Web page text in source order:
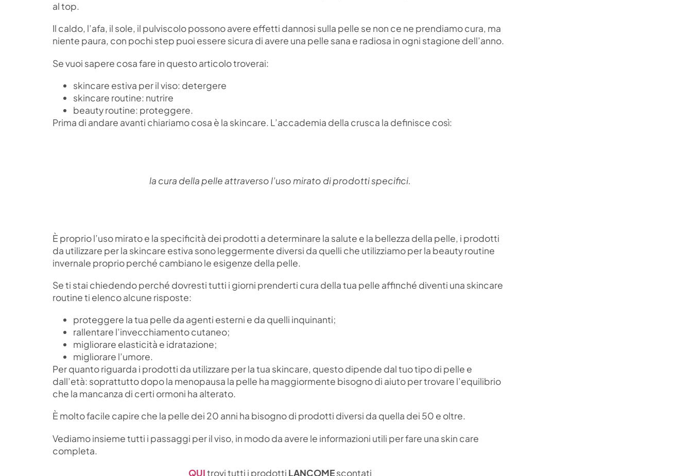
al top.
Il caldo, l’afa, il sole, il pulviscolo possono avere effetti dannosi sulla pelle se non ce ne prendiamo cura, ma
niente paura, con pochi step puoi essere sicura di avere una pelle sana e radiosa in ogni stagione dell’anno.
Se vuoi sapere cosa fare in questo articolo troverai:
skincare estiva per il viso: detergere
skincare routine: nutrire
beauty routine: proteggere.
Prima di andare avanti chiariamo cosa è la skincare. L’accademia della crusca la definisce così:
la cura della pelle attraverso l’uso mirato di prodotti specifici.
È proprio l’uso mirato e la specificità dei prodotti a determinare la salute e la bellezza della pelle, i prodotti
da utilizzare per la skincare estiva sono leggermente diversi da quelli che utilizziamo per la beauty routine
invernale proprio perché cambiano le esigenze della pelle.
Se ti stai chiedendo perché dovresti tutti i giorni prenderti cura della tua pelle affinché diventi una skincare
routine ti elenco alcune risposte:
proteggere la tua pelle da agenti esterni e da quelli inquinanti;
rallentare l’invecchiamento cutaneo;
migliorare elasticità e idratazione;
migliorare l’umore.
Per quanto riguarda i prodotti da utilizzare per la tua skincare, questo dipende dal tuo tipo di pelle e
dall’età: soprattutto dopo la menopausa la pelle ha maggiormente bisogno di aiuto per trovare l’equilibrio
che la mancanza di certi ormoni ha alterato.
È molto facile capire che la pelle dei 20 anni ha bisogno di prodotti diversi da quella dei 50 e oltre.
Vediamo insieme tutti i passaggi per il viso, in modo da avere le informazioni utili per fare una skin care
completa.
QUItrovi tutti i prodotti LANCOMEscontati